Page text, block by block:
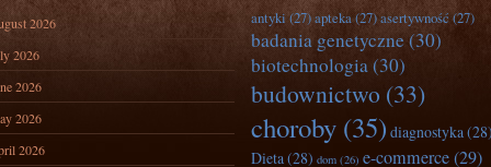
2026
2026
2026
2026
2026
antyki(27)apteka(27)asertywność(27)
badania genetyczne(30)
biotechnologia(30)
budownictwo (33)
choroby (35) diagnostyka
Dieta(28) dom (26) e-commerce(29)